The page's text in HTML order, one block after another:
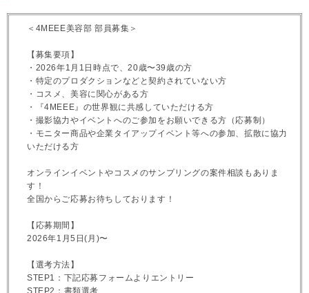
＜4MEEE美容部 部員募集＞
【募集要項】
・2026年1月1日時点で、20歳〜39歳の方
・特定のプロダクションなどと契約されていない方
・コスメ、美容に関心がある方
・『4MEEE』の世界観に共感していただける方
・撮影協力やイベントへのご参加をお願いできる方（応募制）
・モニター商品や企業タイアップイベント等への参加、拡散に協力
いただける方
オンラインイベントやコスメのサンプリングの案件相談もありま
す！
全国からご応募お待ちしております！
【応募期間】
2026年1月5日(月)〜
【選考方法】
STEP1：下記応募フォームよりエントリー